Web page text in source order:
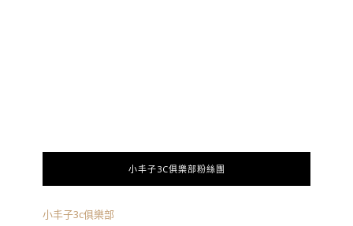
小丰子3C俱樂部粉絲團
小丰子3c俱樂部